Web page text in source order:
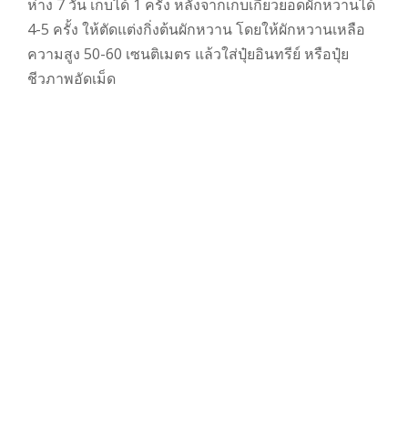
ห่าง 7 วัน เก็บได้ 1 ครั้ง หลังจากเก็บเกี่ยวยอดผักหวานได้
4-5 ครั้ง ให้ตัดแต่งกิ่งต้นผักหวาน โดยให้ผักหวานเหลือ
ความสูง 50-60 เซนติเมตร แล้วใส่ปุ๋ยอินทรีย์ หรือปุ๋ย
ชีวภาพอัดเม็ด